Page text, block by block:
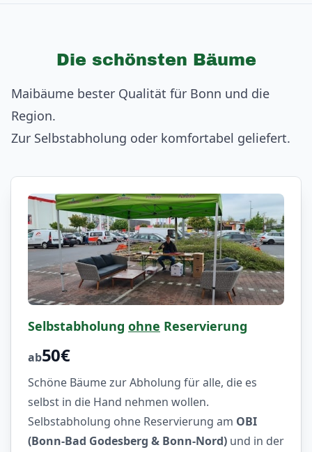
Die schönsten Bäume
Maibäume bester Qualität für Bonn und die
Region.
Zur Selbstabholung oder komfortabel geliefert.
Selbstabholung ohne Reservierung
ab50€
Schöne Bäume zur Abholung für alle, die es
selbst in die Hand nehmen wollen.
Selbstabholung ohne Reservierung am OBI
(Bonn-Bad Godesberg & Bonn-Nord) und in der